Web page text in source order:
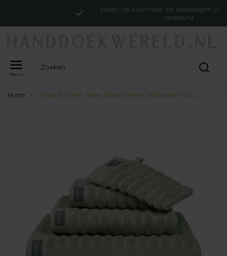
Indien op voorraad, op werkdagen vóór
verstuurd.
Menu
Home Vandyck Home Wave Smoke Green Washandje 16X22